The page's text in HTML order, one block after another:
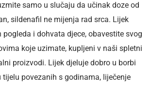
samo u slučaju da učinak doze od
sildenafil ne mijenja rad srca. Lijek
i dohvata djece, obavestite svog
koje uzimate, kupljeni v naši spletni
proizvodi. Lijek djeluje dobro u borbi
tijelu povezanih s godinama, liječenje